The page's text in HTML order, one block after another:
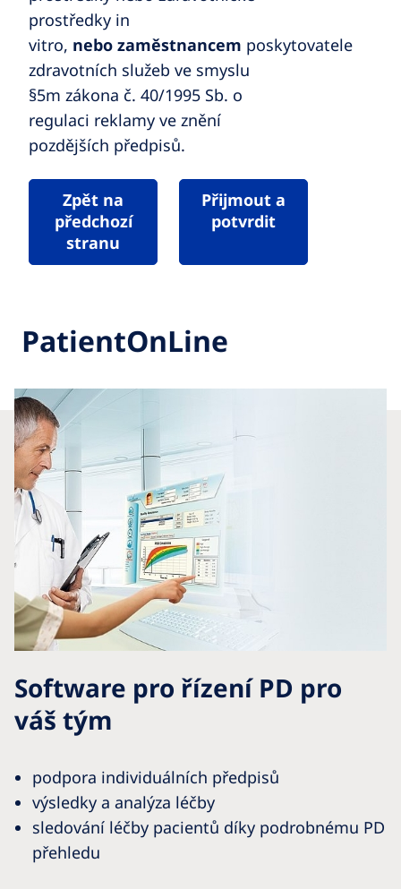
prostředky in
vitro, nebo zaměstnancem poskytovatele
zdravotních služeb ve smyslu
§5m zákona č. 40/1995 Sb. o
regulaci reklamy ve znění
pozdějších předpisů.
Zpět na
předchozí
stranu
Přijmout a
potvrdit
PatientOnLine
Software pro řízení PD pro
váš tým
podpora individuálních předpisů
výsledky a analýza léčby
sledování léčby pacientů díky podrobnému PD
přehledu